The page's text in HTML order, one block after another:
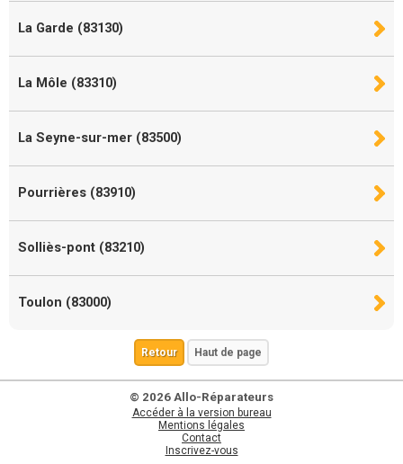
La Garde (83130)
La Môle (83310)
La Seyne-sur-mer (83500)
Pourrières (83910)
Solliès-pont (83210)
Toulon (83000)
Retour Haut de page
© 2026 Allo-Réparateurs
Accéder à la version bureau
Mentions légales
Contact
Inscrivez-vous